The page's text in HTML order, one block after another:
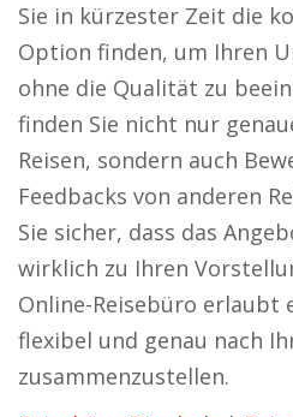
Sie in kürzester Zeit die
Option finden, um Ihren
ohne die Qualität zu
finden Sie nicht nur
Reisen, sondern auch
Feedbacks von anderen
Sie sicher, dass das
wirklich zu Ihren
Online-Reisebüro erlaubt
flexibel und genau nach
zusammenzustellen.